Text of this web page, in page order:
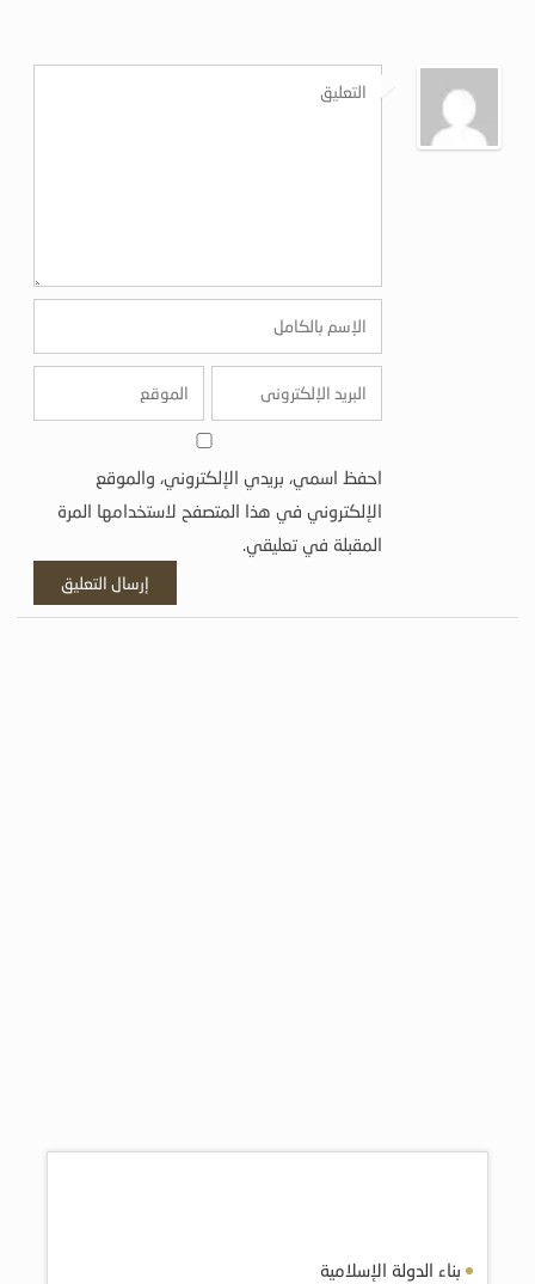
احفظ اسمي، بريدي الإلكتروني، والموقع
الإلكتروني في هذا المتصفح لاستخدامها المرة
المقبلة في تعليقي.
بناء الدولة الإسلامية